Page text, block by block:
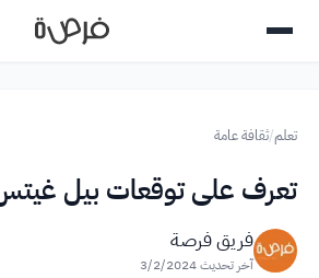
تعلم/ثقافة عامة
تعرف على توقعات بيل
فريق فرصة
آخر تحديث3/2/2024